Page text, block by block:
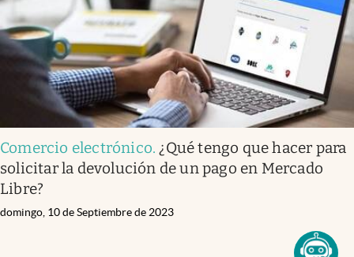
Comercio electrónico. ¿Qué tengo que hacer para
solicitar la devolución de un pago en Mercado
Libre?
domingo, 10 de Septiembre de 2023